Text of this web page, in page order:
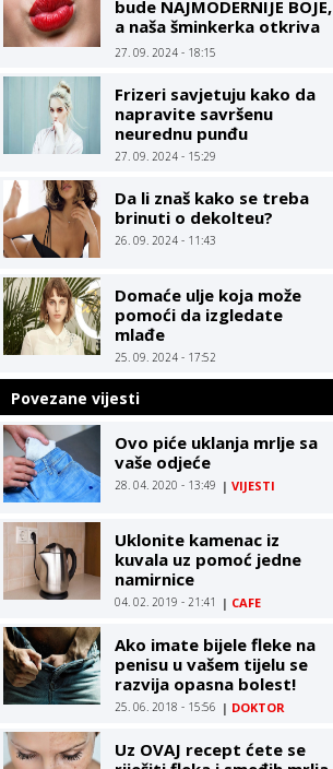
bude NAJMODERNIJE BOJE,
a naša šminkerka otkriva
TRIK kako da vam usne
27. 09. 2024 - 18:15
Frizeri savjetuju kako da
napravite savršenu
neurednu punđu
27. 09. 2024 - 15:29
Da li znaš kako se treba
brinuti o dekolteu?
26. 09. 2024 - 11:43
Domaće ulje koja može
pomoći da izgledate
mlađe
25. 09. 2024 - 17:52
Povezane vijesti
Ovo piće uklanja mrlje sa
vaše odjeće
28. 04. 2020 - 13:49 | VIJESTI
Uklonite kamenac iz
kuvala uz pomoć jedne
namirnice
04. 02. 2019 - 21:41 | CAFE
Ako imate bijele fleke na
penisu u vašem tijelu se
razvija opasna bolest!
25. 06. 2018 - 15:56 | DOKTOR
Uz OVAJ recept ćete se